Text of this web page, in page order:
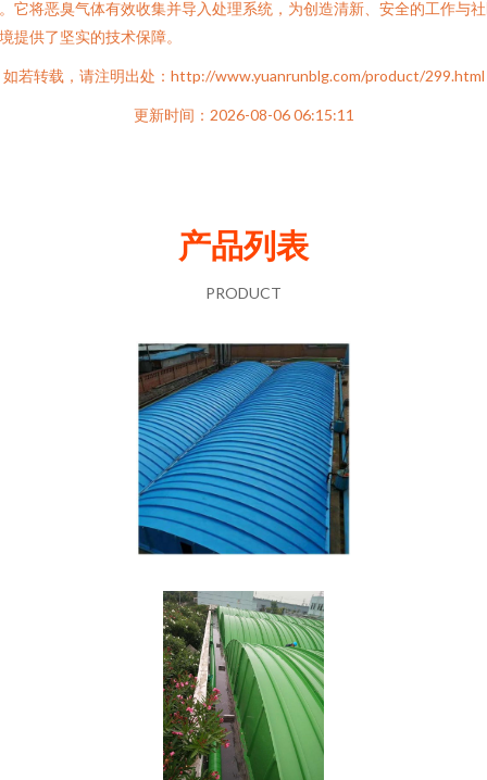
它将恶臭气体有效收集并导入处理系统，为创造清新、安全的工作与
提供了坚实的技术保障。
如若转载，请注明出处：http://www.yuanrunblg.com/product/299.html
更新时间：2026-08-06 06:15:11
产品列表
PRODUCT